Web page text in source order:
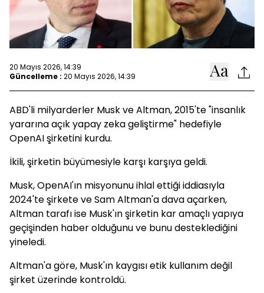
20 Mayıs 2026, 14:39
Güncelleme : 20 Mayıs 2026, 14:39
ABD'li milyarderler Musk ve Altman, 2015'te "insanlık
yararına açık yapay zeka geliştirme" hedefiyle
OpenAI şirketini kurdu.
İkili, şirketin büyümesiyle karşı karşıya geldi.
Musk, OpenAI'ın misyonunu ihlal ettiği iddiasıyla
2024'te şirkete ve Sam Altman'a dava açarken,
Altman tarafı ise Musk'ın şirketin kar amaçlı yapıya
geçişinden haber olduğunu ve bunu desteklediğini
yineledi.
Altman'a göre, Musk'ın kaygısı etik kullanım değil
şirket üzerinde kontroldü.